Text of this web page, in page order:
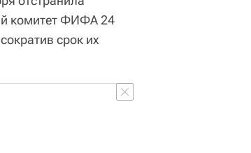
комитет ФИФА 24
срок их